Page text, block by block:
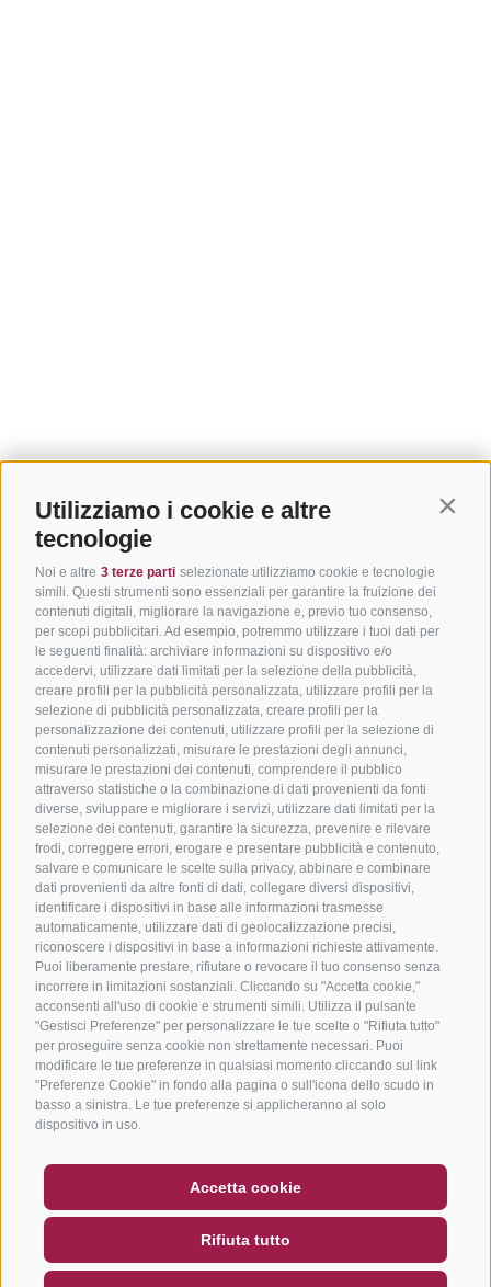
Utilizziamo i cookie e altre
tecnologie
Noi e altre 3 terze parti selezionate utilizziamo cookie e tecnologie
simili. Questi strumenti sono essenziali per garantire la fruizione dei
contenuti digitali, migliorare la navigazione e, previo tuo consenso,
per scopi pubblicitari. Ad esempio, potremmo utilizzare i tuoi dati per
le seguenti finalità: archiviare informazioni su dispositivo e/o
accedervi, utilizzare dati limitati per la selezione della pubblicità,
creare profili per la pubblicità personalizzata, utilizzare profili per la
selezione di pubblicità personalizzata, creare profili per la
personalizzazione dei contenuti, utilizzare profili per la selezione di
contenuti personalizzati, misurare le prestazioni degli annunci,
misurare le prestazioni dei contenuti, comprendere il pubblico
attraverso statistiche o la combinazione di dati provenienti da fonti
diverse, sviluppare e migliorare i servizi, utilizzare dati limitati per la
selezione dei contenuti, garantire la sicurezza, prevenire e rilevare
frodi, correggere errori, erogare e presentare pubblicità e contenuto,
salvare e comunicare le scelte sulla privacy, abbinare e combinare
dati provenienti da altre fonti di dati, collegare diversi dispositivi,
identificare i dispositivi in base alle informazioni trasmesse
automaticamente, utilizzare dati di geolocalizzazione precisi,
riconoscere i dispositivi in base a informazioni richieste attivamente.
Puoi liberamente prestare, rifiutare o revocare il tuo consenso senza
incorrere in limitazioni sostanziali. Cliccando su "Accetta cookie,"
acconsenti all'uso di cookie e strumenti simili. Utilizza il pulsante
"Gestisci Preferenze" per personalizzare le tue scelte o "Rifiuta tutto"
per proseguire senza cookie non strettamente necessari. Puoi
modificare le tue preferenze in qualsiasi momento cliccando sul link
"Preferenze Cookie" in fondo alla pagina o sull'icona dello scudo in
basso a sinistra. Le tue preferenze si applicheranno al solo
dispositivo in uso.
Accetta cookie
Rifiuta tutto
NEWSLETTER
SOCIAL WALL METEO